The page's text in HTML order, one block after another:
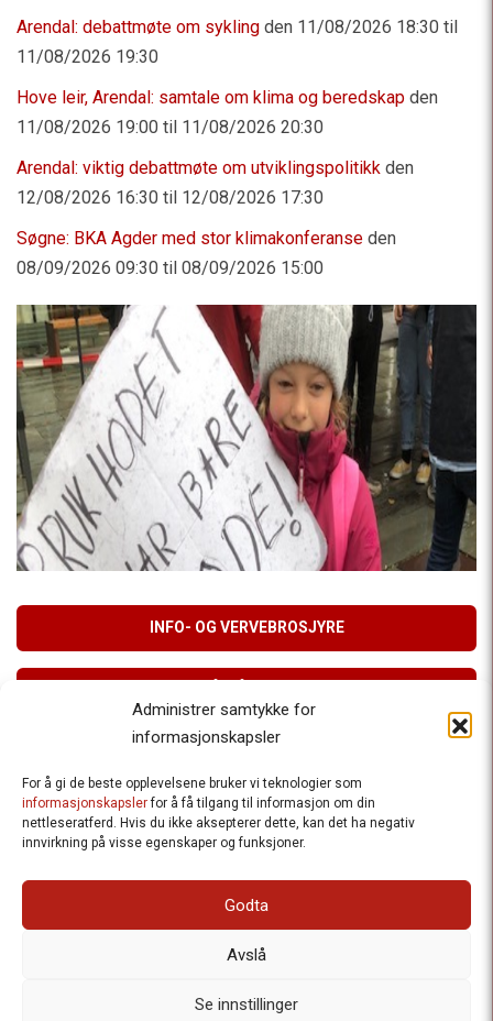
Administrer samtykke for
informasjonskapsler
For å gi de beste opplevelsene bruker vi teknologier som
informasjonskapslerfor å få tilgang til informasjon om din
nettleseratferd. Hvis du ikke aksepterer dette, kan det ha negativ
innvirkning på visse egenskaper og funksjoner.
Godta
Avslå
Se innstillinger
Arendal: debattmøte om sykling den 11/08/2026 18:30 til
11/08/2026 19:30
Hove leir, Arendal: samtale om klima og beredskap den
11/08/2026 19:00 til 11/08/2026 20:30
Arendal: viktig debattmøte om utviklingspolitikk den
12/08/2026 16:30 til 12/08/2026 17:30
Søgne: BKA Agder med stor klimakonferanse den
08/09/2026 09:30 til 08/09/2026 15:00
INFO- OG VERVEBROSJYRE
Besteforeldrenes klimaaksjon
Ansvarlig redaktør
: Halfdan Wiik |
: Postboks 1231 Vika, 0110 Oslo.
Organisasjonsnummer